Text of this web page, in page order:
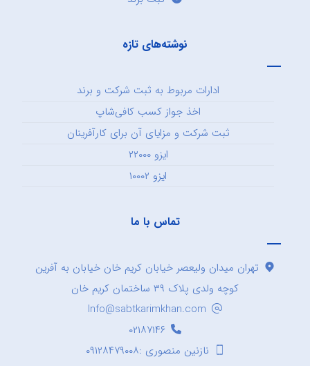
نوشته‌های تازه
ادارات مربوط به ثبت شرکت و برند
اخذ جواز کسب کافی‌شاپ
ثبت شرکت و مزایای آن برای کارآفرینان
ایزو ۲۲۰۰۰
ایزو ۱۰۰۰۲
تماس با ما
تهران میدان ولیعصر خیابان کریم خان خیابان به آفرین
کوچه ولدی پلاک ۳۹ ساختمان کریم خان
Info@sabtkarimkhan.com
۰۲۱۸۷۱۴۶
نازنین منصوری :۰۹۱۲۸۴۷۹۰۰۸